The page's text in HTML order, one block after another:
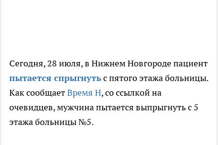
Сегодня, 28 июля, в Нижнем Новгороде пациент
пытается спрыгнутьс пятого этажа больницы.
Как сообщаетВремя Н, со ссылкой на
очевидцев, мужчина пытается выпрыгнуть с 5
этажа больницы №5.